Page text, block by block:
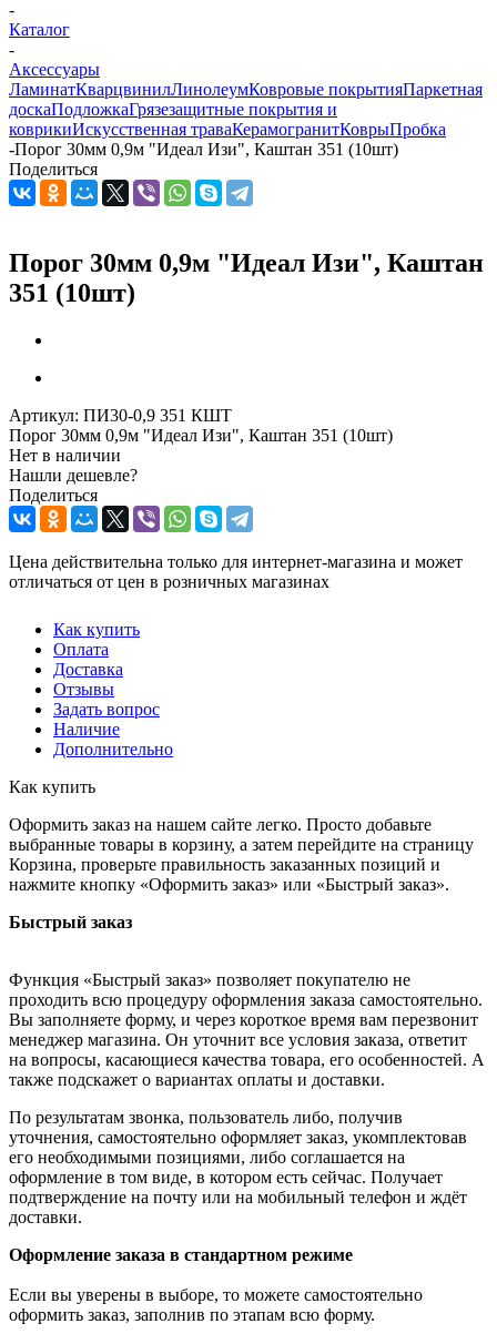
-
Каталог
-
Аксессуары
ЛаминатКварцвинилЛинолеумКовровые покрытияПаркетная
доскаПодложкаГрязезащитные покрытия и
коврикиИскусственная траваКерамогранитКоврыПробка
-Порог 30мм 0,9м "Идеал Изи", Каштан 351 (10шт)
Поделиться
Порог 30мм 0,9м "Идеал Изи", Каштан
351 (10шт)
Артикул: ПИ30-0,9 351 КШТ
Порог 30мм 0,9м "Идеал Изи", Каштан 351 (10шт)
Нет в наличии
Нашли дешевле?
Поделиться
Цена действительна только для интернет-магазина и может
отличаться от цен в розничных магазинах
Как купить
Оплата
Доставка
Отзывы
Задать вопрос
Наличие
Дополнительно
Как купить
Оформить заказ на нашем сайте легко. Просто добавьте
выбранные товары в корзину, а затем перейдите на страницу
Корзина, проверьте правильность заказанных позиций и
нажмите кнопку «Оформить заказ» или «Быстрый заказ».
Быстрый заказ
Функция «Быстрый заказ» позволяет покупателю не
проходить всю процедуру оформления заказа самостоятельно.
Вы заполняете форму, и через короткое время вам перезвонит
менеджер магазина. Он уточнит все условия заказа, ответит
на вопросы, касающиеся качества товара, его особенностей. А
также подскажет о вариантах оплаты и доставки.
По результатам звонка, пользователь либо, получив
уточнения, самостоятельно оформляет заказ, укомплектовав
его необходимыми позициями, либо соглашается на
оформление в том виде, в котором есть сейчас. Получает
подтверждение на почту или на мобильный телефон и ждёт
доставки.
Оформление заказа в стандартном режиме
Если вы уверены в выборе, то можете самостоятельно
оформить заказ, заполнив по этапам всю форму.